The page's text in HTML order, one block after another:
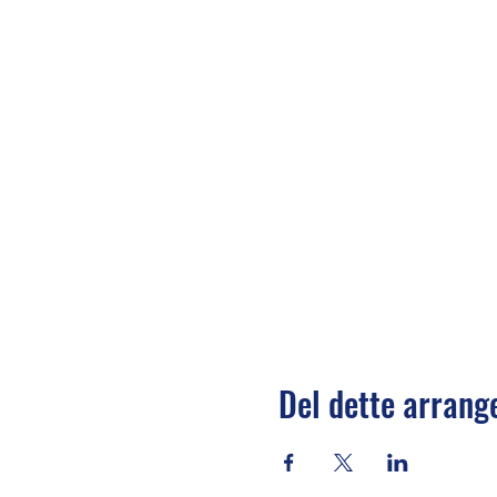
Del dette